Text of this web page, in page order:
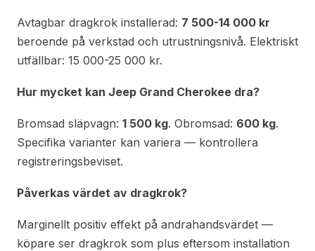
Avtagbar dragkrok installerad: 7 500-14 000 kr
beroende på verkstad och utrustningsnivå. Elektriskt
utfällbar: 15 000-25 000 kr.
Hur mycket kan Jeep Grand Cherokee dra?
Bromsad släpvagn: 1 500 kg. Obromsad: 600 kg.
Specifika varianter kan variera — kontrollera
registreringsbeviset.
Påverkas värdet av dragkrok?
Marginellt positiv effekt på andrahandsvärdet —
köpare ser dragkrok som plus eftersom installation